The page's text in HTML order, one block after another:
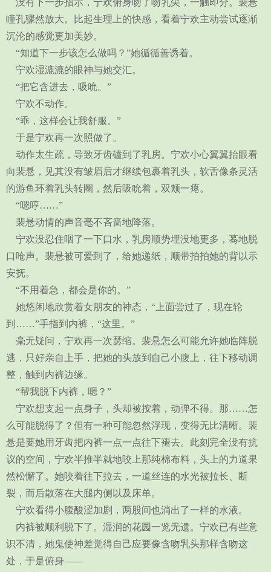
没有下一步指示，宁欢俯身吻了吻乳尖，一触即分。裴悬
瞳孔骤然放大。比起生理上的快感，看着宁欢主动尝试逐渐
沉沦的感觉更加美妙。
“知道下一步该怎么做吗？”她循循善诱着。
宁欢湿漉漉的眼神与她交汇。
“把它含进去，吸吮。”
宁欢不动作。
“乖，这样会让我舒服。”
于是宁欢再一次照做了。
动作太生疏，导致牙齿磕到了乳房。宁欢小心翼翼抬眼看
向裴悬，见其没有皱眉后才继续包裹着乳头，软舌像条灵活
的游鱼环着乳头转圈，然后吸吮着，双颊一瘪。
“嗯哼……”
裴悬动情的声音毫不吝啬地降落。
宁欢没忍住咽了一下口水，乳房顺势埋没地更多，蓦地脱
口呛声。裴悬被可爱到了，给她递纸，顺带拍拍她的背以示
安抚。
“不用着急，都会是你的。”
她悠闲地欣赏着女朋友的神态，“上面尝过了，现在轮
到……”手指到内裤，“这里。”
毫无疑问，宁欢再一次瑟缩。裴悬怎么可能允许她临阵脱
逃，只好亲自上手，把她的头放到自己小腹上，往下移动调
整，触到内裤边缘。
“帮我脱下内裤，嗯？”
宁欢想支起一点身子，头却被按着，动弹不得。那……怎
么可能脱得了？但有一种可能忽然浮现，变得无比清晰。裴
悬是要她用牙齿把内裤一点一点往下褪去。此刻完全没有抗
议的空间，宁欢半推半就地咬上那纯棉布料，头上的力道果
然松懈了。她咬着往下拉去，一道丝连的水光被拉长、断
裂，而后散落在大腿内侧以及床单。
宁欢看得小腹酸涩加剧，两股间也淌出了一样的水液。
内裤被顺利脱下了。湿润的花园一览无遗。宁欢已有些意
识不清，她鬼使神差觉得自己应要像含吻乳头那样含吻这
处，于是俯身——